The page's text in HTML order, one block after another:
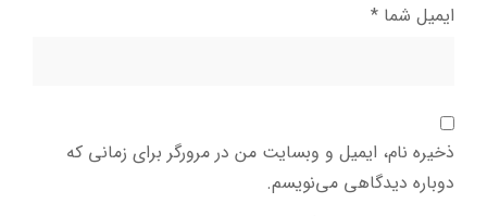
ایمیل شما *
ذخیره نام، ایمیل و وبسایت من در مرورگر برای زمانی که
دوباره دیدگاهی می‌نویسم.